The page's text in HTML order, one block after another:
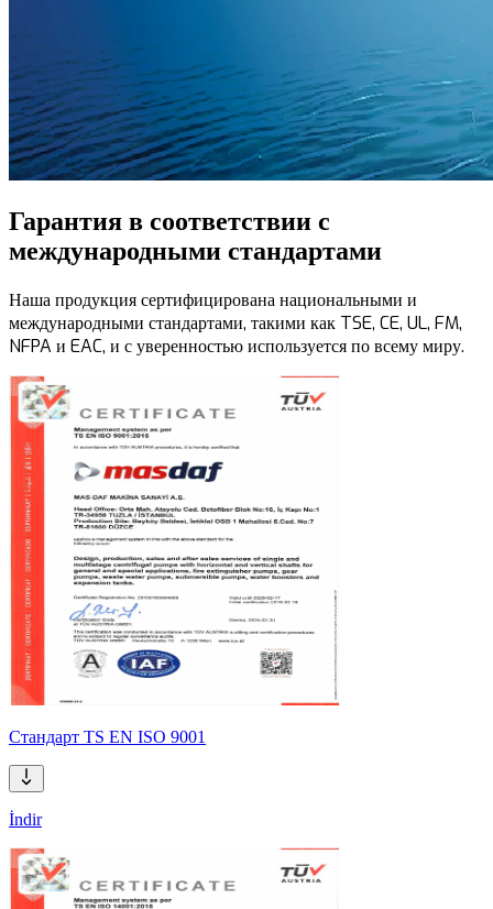
Гарантия в соответствии с
международными стандартами
Наша продукция сертифицирована национальными и
международными стандартами, такими как TSE, CE, UL, FM,
NFPA и EAC, и с уверенностью используется по всему миру.
Стандарт TS EN ISO 9001
İndir